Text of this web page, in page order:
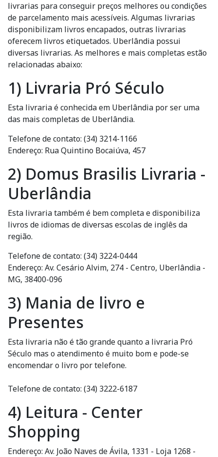
livrarias para conseguir preços melhores ou condições
de parcelamento mais acessíveis. Algumas livrarias
disponibilizam livros encapados, outras livrarias
oferecem livros etiquetados. Uberlândia possui
diversas livrarias. As melhores e mais completas estão
relacionadas abaixo:
1) Livraria Pró Século
Esta livraria é conhecida em Uberlândia por ser uma
das mais completas de Uberlândia.
Telefone de contato: (34) 3214-1166
Endereço: Rua Quintino Bocaiúva, 457
2) Domus Brasilis Livraria -
Uberlândia
Esta livraria também é bem completa e disponibiliza
livros de idiomas de diversas escolas de inglês da
região.
Telefone de contato: (34) 3224-0444
Endereço: Av. Cesário Alvim, 274 - Centro, Uberlândia -
MG, 38400-096
3) Mania de livro e
Presentes
Esta livraria não é tão grande quanto a livraria Pró
Século mas o atendimento é muito bom e pode-se
encomendar o livro por telefone.
Telefone de contato: (34) 3222-6187
4) Leitura - Center
Shopping
Endereço: Av. João Naves de Ávila, 1331 - Loja 1268 -